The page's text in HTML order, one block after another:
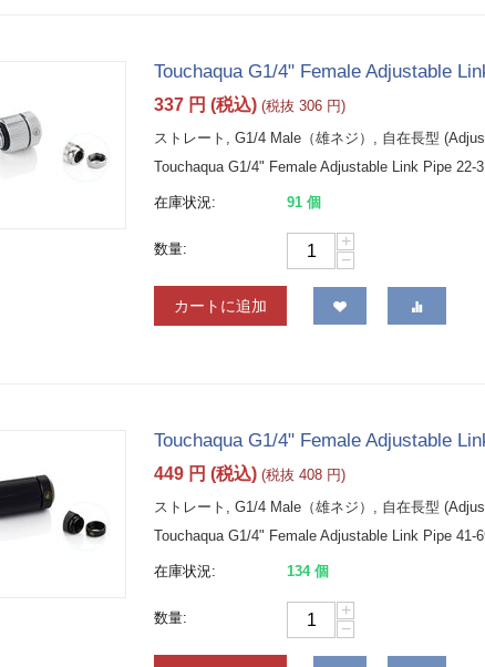
Touchaqua G1/4" Female Adjustable
337 円 (税込) (税抜306 円)
ストレート, G1/4 Male（雄ネジ）, 自在長型
Touchaqua G1/4" Female Adjustable Link Pipe 22-
在庫状況: 91 個
数量:
+
−
カートに追加
Touchaqua G1/4" Female Adjustable
449 円 (税込) (税抜408 円)
ストレート, G1/4 Male（雄ネジ）, 自在長型
Touchaqua G1/4" Female Adjustable Link Pipe 41-
在庫状況: 134 個
数量:
+
−